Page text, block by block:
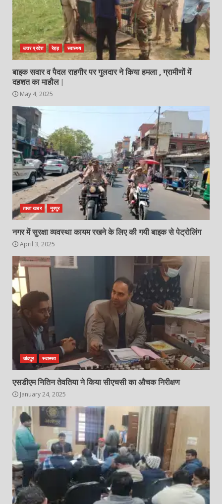
उत्तर प्रदेश रेहड़ स्वास्थ्य
बाइक सवार व पैदल राहगीर पर गुलदार ने किया हमला , ग्रामीणों में
दहशत का माहौल |
May 4, 2025
ताजा खबर नूरपुर
नगर में सुरक्षा व्यवस्था कायम रखने के लिए की गयी बाइक से पेट्रोलिंग
April 3, 2025
चांदपुर स्वास्थ्य
एसडीएम नितिन तेवतिया ने किया सीएचसी का औचक निरीक्षण
January 24, 2025